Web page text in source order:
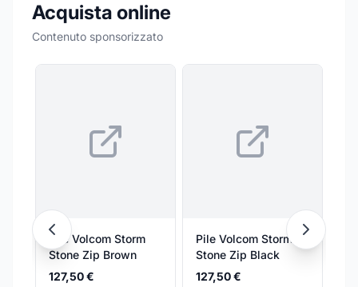
Acquista online
Contenuto sponsorizzato
Pile Volcom Storm
Stone Zip Brown
127,50 €
Pile Volcom Storm
Stone Zip Black
127,50 €